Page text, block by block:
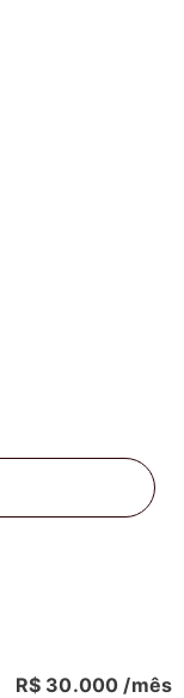
R$ 30.000 /mês